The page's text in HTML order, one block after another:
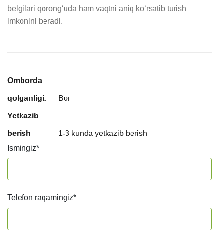
belgilari qorong‘uda ham vaqtni aniq ko‘rsatib turish
imkonini beradi.
Omborda
qolganligi: Bor
Yetkazib
berish
1-3 kunda yetkazib berish
Ismingiz*
Telefon raqamingiz*